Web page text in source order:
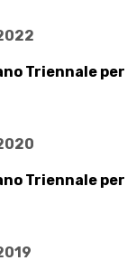
Triennale
Triennale